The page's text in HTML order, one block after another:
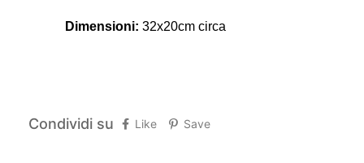
Dimensioni: 32x20cm circa
Condividi su Like Save